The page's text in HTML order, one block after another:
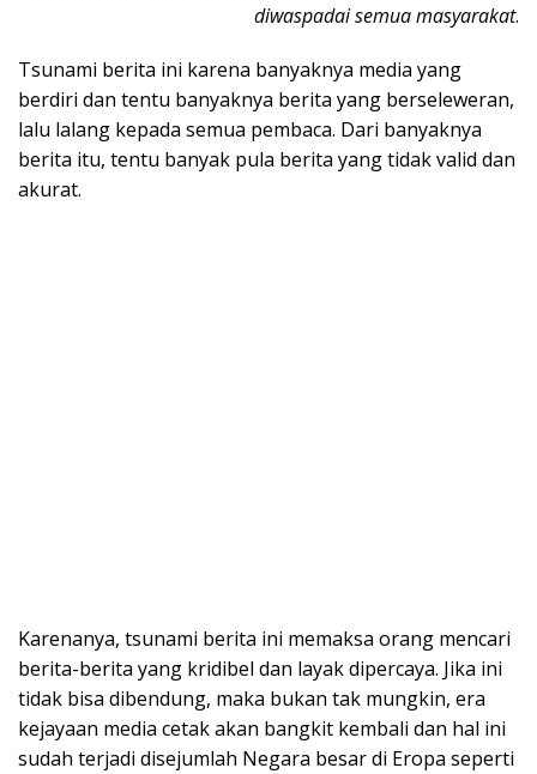
diwaspadai semua masyarakat.
Tsunami berita ini karena banyaknya media yang
berdiri dan tentu banyaknya berita yang berseleweran,
lalu lalang kepada semua pembaca. Dari banyaknya
berita itu, tentu banyak pula berita yang tidak valid dan
akurat.
Karenanya, tsunami berita ini memaksa orang mencari
berita-berita yang kridibel dan layak dipercaya. Jika ini
tidak bisa dibendung, maka bukan tak mungkin, era
kejayaan media cetak akan bangkit kembali dan hal ini
sudah terjadi disejumlah Negara besar di Eropa seperti